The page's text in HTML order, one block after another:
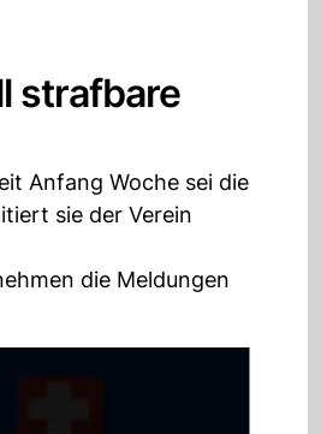
strafbare
Anfang Woche sei die
sie der Verein
die Meldungen